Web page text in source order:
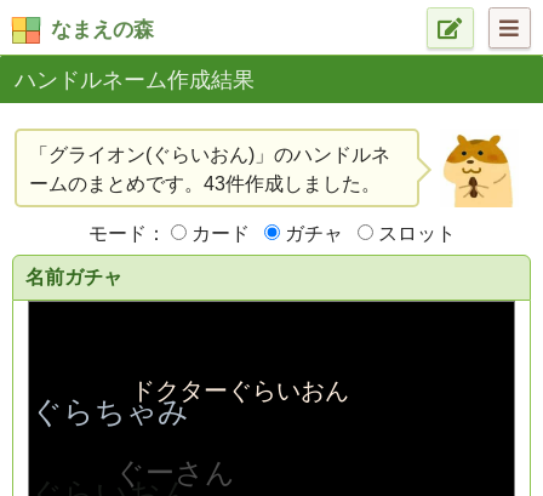
なまえの森
ハンドルネーム作成結果
「グライオン(ぐらいおん)」のハンドルネ
ームのまとめです。43件作成しました。
モード： カード ガチャ スロット
名前ガチャ